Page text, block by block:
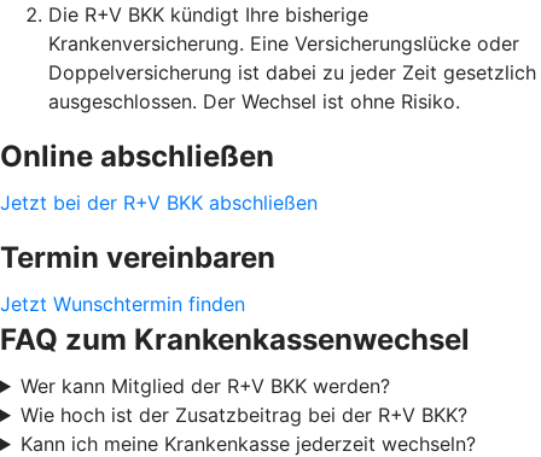
Die R+V BKK kündigt Ihre bisherige
Krankenversicherung. Eine Versicherungslücke oder
Doppelversicherung ist dabei zu jeder Zeit gesetzlich
ausgeschlossen. Der Wechsel ist ohne Risiko.
Online abschließen
Jetzt bei der R+V BKK abschließen
Termin vereinbaren
Jetzt Wunschtermin finden
FAQ zum Krankenkassenwechsel
Wer kann Mitglied der R+V BKK werden?
Wie hoch ist der Zusatzbeitrag bei der R+V BKK?
Kann ich meine Krankenkasse jederzeit wechseln?